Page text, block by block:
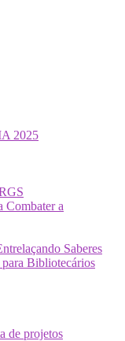
2025
Combater a
Saberes
Bibliotecários
de projetos